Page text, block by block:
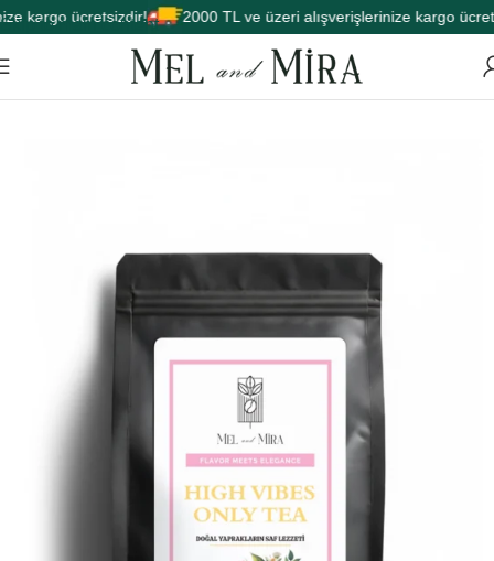
Skip to main content
kargo ücretsizdir! 2000 TL ve üzeri alışverişlerinize kargo
Çay Form Çayı Detox Çayı